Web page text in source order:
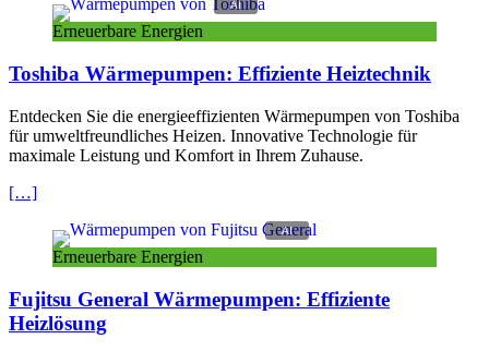
Erneuerbare Energien
Toshiba Wärmepumpen: Effiziente Heiztechnik
Entdecken Sie die energieeffizienten Wärmepumpen von Toshiba
für umweltfreundliches Heizen. Innovative Technologie für
maximale Leistung und Komfort in Ihrem Zuhause.
[…]
Erneuerbare Energien
Fujitsu General Wärmepumpen: Effiziente
Heizlösung